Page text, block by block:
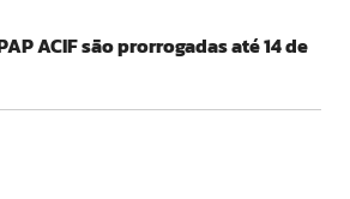
ACIF são prorrogadas até 14 de